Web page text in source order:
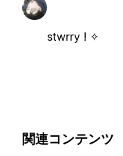
stwrry ! ✧
関連コンテンツ